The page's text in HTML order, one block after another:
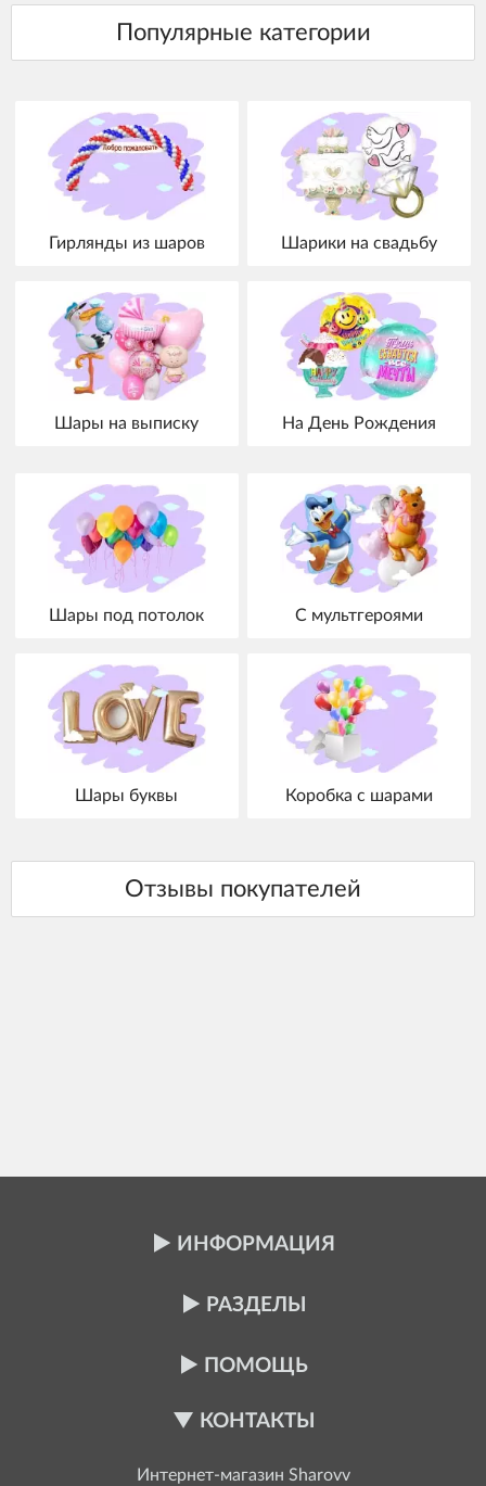
Гирлянды из шаров Шарики на свадьбу
Шары на выписку На День Рождения
Шары под потолок С мультгероями
Шары буквы Коробка с шарами
ИНФОРМАЦИЯ
РАЗДЕЛЫ
ПОМОЩЬ
КОНТАКТЫ
Интернет-магазин Sharovv